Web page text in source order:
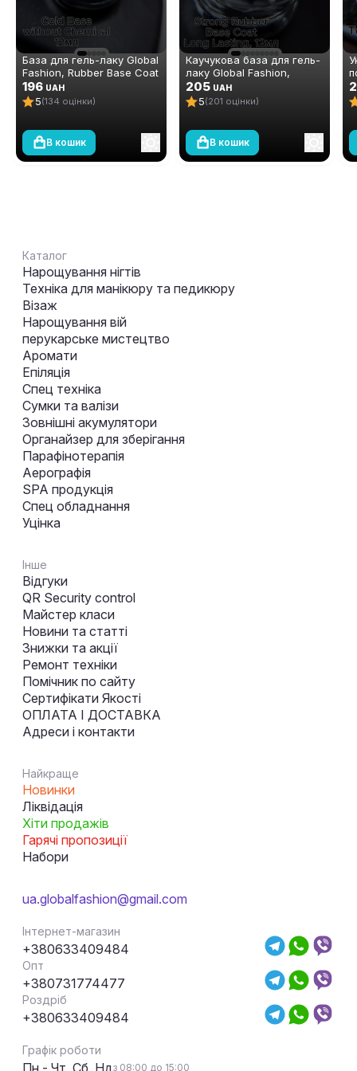
База для гель-лаку Global
Fashion, Rubber Base Coat
Without Chemicals 12 мл
196 UAH
5(134 оцінки)
В кошик
Каучукова база для гель-
лаку Global Fashion,
Strong Long Lasting Base
Coat, 12 мл
205 UAH
5(201 оцінки)
В кошик
Каталог
Нарощування нігтів
Техніка для манікюру та педикюру
Візаж
Нарощування вій
перукарське мистецтво
Аромати
Епіляція
Спец техніка
Сумки та валізи
Зовнішні акумулятори
Органайзер для зберігання
Парафінотерапія
Аерографія
SPA продукція
Спец обладнання
Уцінка
Інше
Відгуки
QR Security control
Майстер класи
Новини та статті
Знижки та акції
Ремонт техніки
Помічник по сайту
Сертифікати Якості
ОПЛАТА І ДОСТАВКА
Адреси і контакти
Найкраще
Новинки
Ліквідація
Хіти продажів
Гарячі пропозиції
Набори
ua.globalfashion@gmail.com
Інтернет-магазин
+380633409484
Опт
+380731774477
Роздріб
+380633409484
Графік роботи
Пн - Чт, Сб, Ндз 08:00 до 15:00